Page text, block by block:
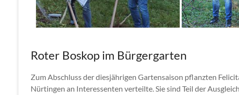
Roter Boskop im Bürgergarten
Zum Abschluss der diesjährigen Gartensaison pflanzten
Nürtingen an Interessenten verteilte. Sie sind Teil der